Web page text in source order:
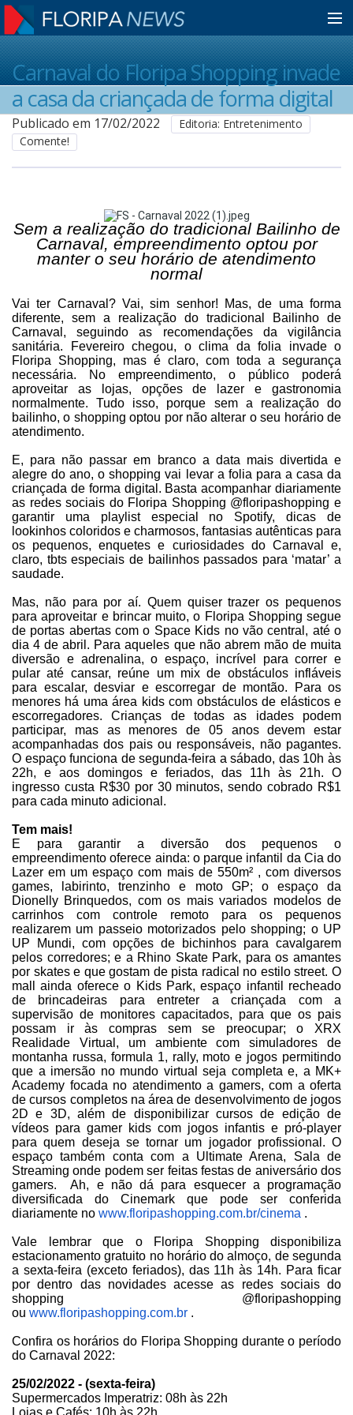
Home
Notícias
Colunistas
Classificados
Anuncie
Cinema
Agenda Cultural
Anuncie
Fale Conosco
Carnaval do Floripa Shopping invade
a casa da criançada de forma digital
Publicado em 17/02/2022
Editoria: Entretenimento
Comente!
Sem a realização do tradicional Bailinho de
Carnaval, empreendimento optou por
manter o seu horário de atendimento
normal
Vai ter Carnaval? Vai, sim senhor! Mas, de uma forma
diferente, sem a realização do tradicional Bailinho de
Carnaval, seguindo as recomendações da vigilância
sanitária. Fevereiro chegou, o clima da folia invade o
Floripa Shopping, mas é claro, com toda a segurança
necessária. No empreendimento, o público poderá
aproveitar as lojas, opções de lazer e gastronomia
normalmente. Tudo isso, porque sem a realização do
bailinho, o shopping optou por não alterar o seu horário de
atendimento.
E, para não passar em branco a data mais divertida e
alegre do ano, o shopping vai levar a folia para a casa da
criançada de forma digital. Basta acompanhar diariamente
as redes sociais do Floripa Shopping @floripashopping e
garantir uma playlist especial no Spotify, dicas de
lookinhos coloridos e charmosos, fantasias autênticas para
os pequenos, enquetes e curiosidades do Carnaval e,
claro, tbts especiais de bailinhos passados para ‘matar’ a
saudade.
Mas, não para por aí. Quem quiser trazer os pequenos
para aproveitar e brincar muito, o Floripa Shopping segue
de portas abertas com o Space Kids no vão central, até o
dia 4 de abril. Para aqueles que não abrem mão de muita
diversão e adrenalina, o espaço, incrível para correr e
pular até cansar, reúne um mix de obstáculos infláveis
para escalar, desviar e escorregar de montão. Para os
menores há uma área kids com obstáculos de elásticos e
escorregadores. Crianças de todas as idades podem
participar, mas as menores de 05 anos devem estar
acompanhadas dos pais ou responsáveis, não pagantes.
O espaço funciona de segunda-feira a sábado, das 10h às
22h, e aos domingos e feriados, das 11h às 21h. O
ingresso custa R$30 por 30 minutos, sendo cobrado R$1
para cada minuto adicional.
Tem mais!
E para garantir a diversão dos pequenos o
empreendimento oferece ainda: o parque infantil da Cia do
Lazer em um espaço com mais de 550m² , com diversos
games, labirinto, trenzinho e moto GP; o espaço da
Dionelly Brinquedos, com os mais variados modelos de
carrinhos com controle remoto para os pequenos
realizarem um passeio motorizados pelo shopping; o UP
UP Mundi, com opções de bichinhos para cavalgarem
pelos corredores; e a Rhino Skate Park, para os amantes
por skates e que gostam de pista radical no estilo street. O
mall ainda oferece o Kids Park, espaço infantil recheado
de brincadeiras para entreter a criançada com a
supervisão de monitores capacitados, para que os pais
possam ir às compras sem se preocupar; o XRX
Realidade Virtual, um ambiente com simuladores de
montanha russa, formula 1, rally, moto e jogos permitindo
que a imersão no mundo virtual seja completa e, a MK+
Academy focada no atendimento a gamers, com a oferta
de cursos completos na área de desenvolvimento de jogos
2D e 3D, além de disponibilizar cursos de edição de
vídeos para gamer kids com jogos infantis e pró-player
para quem deseja se tornar um jogador profissional. O
espaço também conta com a Ultimate Arena, Sala de
Streaming onde podem ser feitas festas de aniversário dos
gamers. Ah, e não dá para esquecer a programação
diversificada do Cinemark que pode ser conferida
diariamente no www.floripashopping.com.br/cinema .
Vale lembrar que o Floripa Shopping disponibiliza
estacionamento gratuito no horário do almoço, de segunda
a sexta-feira (exceto feriados), das 11h às 14h. Para ficar
por dentro das novidades acesse as redes sociais do
shopping @floripashopping
ou www.floripashopping.com.br .
Confira os horários do Floripa Shopping durante o período
do Carnaval 2022:
25/02/2022 - (sexta-feira)
Supermercados Imperatriz: 08h às 22h
Lojas e Cafés: 10h às 22h